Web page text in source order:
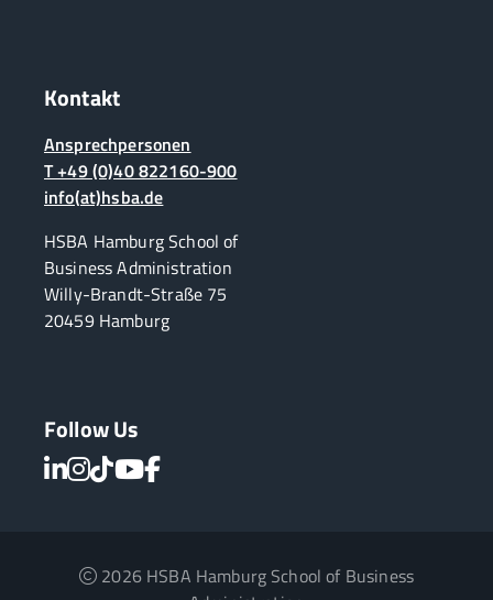
Kontakt
Ansprechpersonen
T +49 (0)40 822160-900
info(at)hsba.de
HSBA Hamburg School of
Business Administration
Willy-Brandt-Straße 75
20459 Hamburg
Follow Us
2026 HSBA Hamburg School of Business